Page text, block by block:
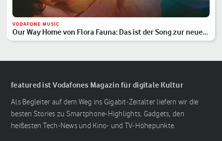
VODAFONE MUSIC
Our Way Home von Flora Fauna: Das ist der Song zur neuen
Vodafone-Kampagne
featured ist Vodafones Magazin für digitale Kultur
Als Begleiter auf dem Weg ins Gigabit-Zeitalter liefern wir die
besten Stories zu Smartphone-Highlights, Gadgets, den
heißesten Tech-News und Kino- und TV-Höhepunkte.